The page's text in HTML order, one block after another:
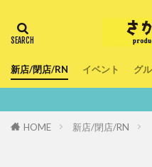
新店/閉店/RN イベント グ
HOME 新店/閉店/RN